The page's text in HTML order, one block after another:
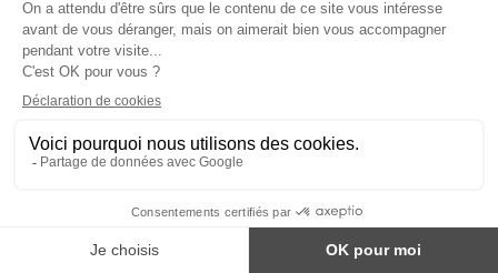
© 2024 Oenobiol Paris
Politique en matière de cookies
POUR VOTRE SANTÉ, MANGEZ AU MOINS CINQ FRUITS ET LÉGUMES PAR JOUR -
Les complément alimentaires doivent être utilisés dans le cadre d'un mode de vie sain et
ne pas être utilisés comme substituts d'un régimes alimentaire varié et équilibré.